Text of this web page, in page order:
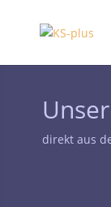
direkt aus